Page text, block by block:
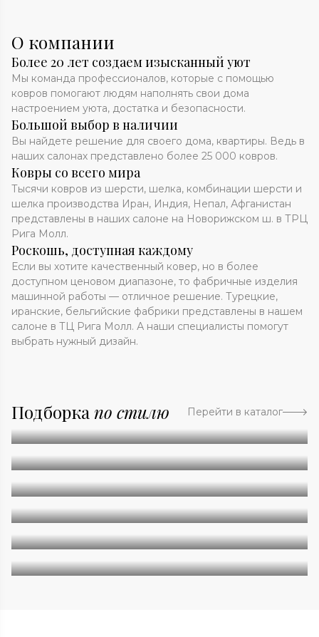
О компании
Более 20 лет создаем изысканный уют
Мы команда профессионалов, которые с помощью
ковров помогают людям наполнять свои дома
настроением уюта, достатка и безопасности.
Большой выбор в наличии
Вы найдете решение для своего дома, квартиры. Ведь в
наших салонах представлено более 25 000 ковров.
Ковры со всего мира
Тысячи ковров из шерсти, шелка, комбинации шерсти и
шелка производства Иран, Индия, Непал, Афганистан
представлены в наших салоне на Новорижском ш. в ТРЦ
Рига Молл.
Роскошь, доступная каждому
Если вы хотите качественный ковер, но в более
доступном ценовом диапазоне, то фабричные изделия
машинной работы — отличное решение. Турецкие,
иранские, бельгийские фабрики представлены в нашем
салоне в ТЦ Рига Молл. А наши специалисты помогут
выбрать нужный дизайн.
Подборка по стилю Перейти в каталог
Абстракция
Однотонные
Геометрия
Классические
Современные
Дизайнерские